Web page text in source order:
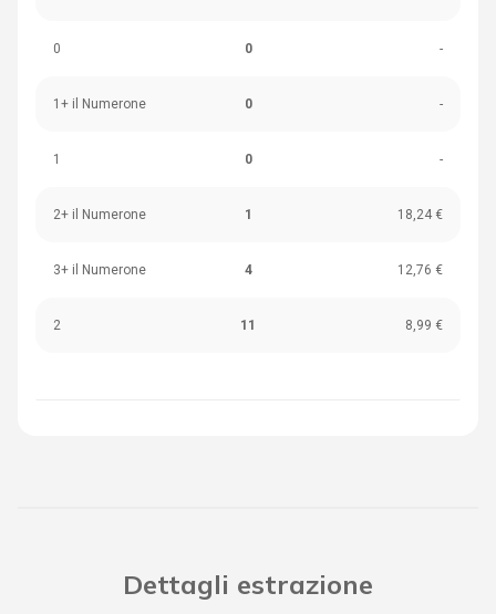
0 0 -
1+ il Numerone 0 -
1 0 -
2+ il Numerone 1 18,24 €
3+ il Numerone 4 12,76 €
2 11 8,99 €
Dettagli estrazione